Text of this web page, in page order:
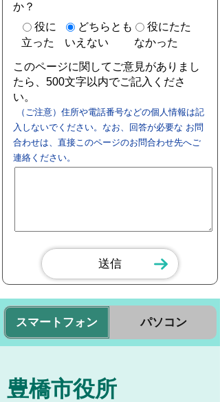
か？
役に
立った
どちらとも
いえない
役にたた
なかった
このページに関してご意見がありまし
たら、500文字以内でご記入くださ
い。
（ご注意）住所や電話番号などの個人情報は記
入しないでください。なお、回答が必要な お問
合わせは、直接このページのお問合わせ先へご
連絡ください。
スマートフォン パソコン
豊橋市役所